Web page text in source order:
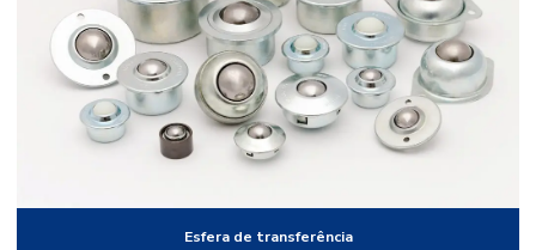
Esferas para moinho
Esferas para moinho de bolas
Esferas de nitreto de silício
Esferas de nylon
Esfera de transferência